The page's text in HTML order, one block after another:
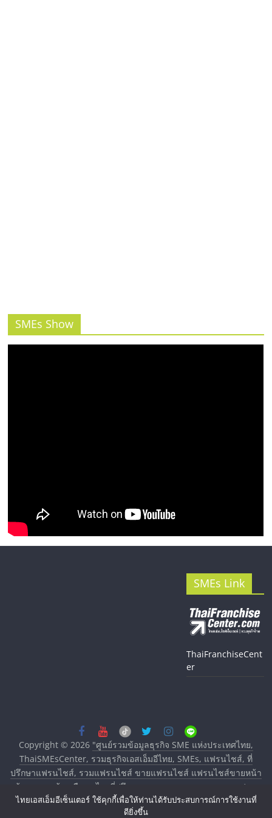
SMEs Show
SMEs Link
ThaiFranchiseCent
er
Copyright © 2026 "ศูนย์รวมข้อมูลธุรกิจ SME แห่งประเทศไทย,
ThaiSMEsCenter, รวมธุรกิจเอสเอ็มอีไทย, SMEs, แฟรนไชส์, ที่
ปรึกษาแฟรนไชส์, รวมแฟรนไชส์ ขายแฟรนไชส์ แฟรนไชส์ขายหน้า
บ้าน ลงทุนน้อย คืนทุนไว, ที่ปรึกษาการลงทุนและขยายสาขาแฟรน
ไชส์, ศูนย์รวมแฟรนไชส์ พร้อมทำเลสำหรับเปิดร้าน ปรึกษาฟรี,
บริการพัฒนาระบบแฟรนไชส์"
ไทยเอสเอ็มอีเซ็นเตอร์ ใช้คุกกี้เพื่อให้ท่านได้รับประสบการณ์การใช้งานที่
ดียิ่งขึ้น